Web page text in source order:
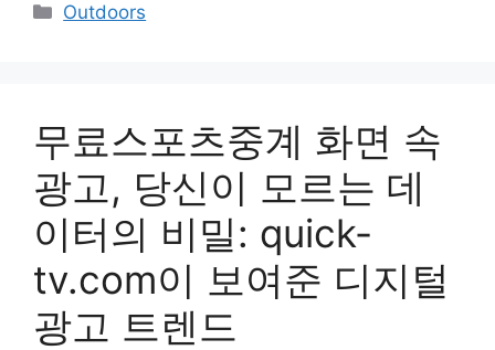
Categories
Outdoors
무료스포츠중계 화면 속
광고, 당신이 모르는 데
이터의 비밀: quick-
tv.com이 보여준 디지털
광고 트렌드